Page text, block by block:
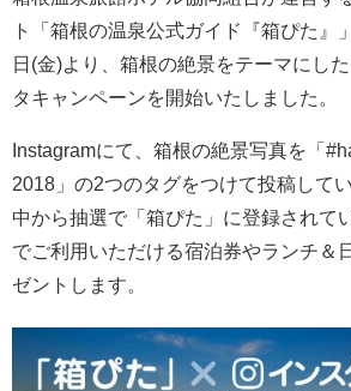
ト「箱根の温泉公式ガイド『箱ぴた』
日(金)より、箱根の絶景をテーマにし
タキャンペーンを開始いたしました。
Instagramにて、箱根の絶景写真を「
2018」の2つのタグをつけて投稿して
中から抽選で「箱ぴた」に登録されて
でご利用いただける宿泊券やランチ＆
ゼントします。